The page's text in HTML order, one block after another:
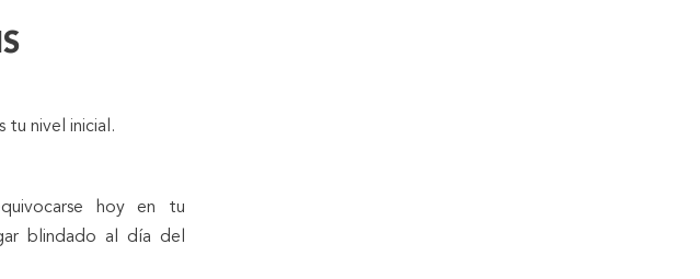
tu nivel inicial.
hoy en tu
blindado al día del